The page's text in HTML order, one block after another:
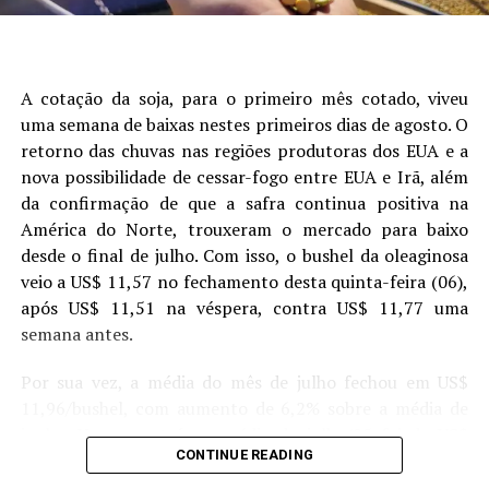
disse à Reuters um representante de comércio
internacional de uma empresa sediada em Nova Délhi.
Fonte:T&F Agroeconômica
RELATED TOPICS:
reduzidos no Brasil – MAIS SOJA
Algodão/Cepea: Safra 24/25 se encerra com
exportações recordes – MAIS SOJA
Figura 1. Análise de árvore de regressão mostrando os
produtividade da soja. Cada nó terminal exibe a produtividade
que ele representa. Os painéis (A) e (C) mostram a
classificação dos grupos de alta produtividade (HY – Alta
produtividade) e baixa produtividade (LY, Baixa produtividade),
A cotação da soja, para o primeiro mês cotado, viveu
uma semana de baixas nestes primeiros dias de agosto. O
retorno das chuvas nas regiões produtoras dos EUA e a
nova possibilidade de cessar-fogo entre EUA e Irã, além
da confirmação de que a safra continua positiva na
América do Norte, trouxeram o mercado para baixo
desde o final de julho. Com isso, o bushel da oleaginosa
veio a US$ 11,57 no fechamento desta quinta-feira (06),
após US$ 11,51 na véspera, contra US$ 11,77 uma
semana antes.
Por sua vez, a média do mês de julho fechou em US$
junho. Um ano atrás, a média de julho/25 foi de US$
10,09/bushel. Enquanto o mercado espera o novo
CONTINUE READING